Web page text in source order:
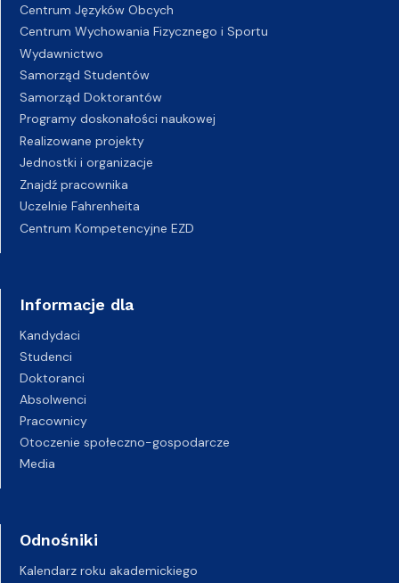
Centrum Języków Obcych
Centrum Wychowania Fizycznego i Sportu
Wydawnictwo
Samorząd Studentów
Samorząd Doktorantów
Programy doskonałości naukowej
Realizowane projekty
Jednostki i organizacje
Znajdź pracownika
Uczelnie Fahrenheita
Centrum Kompetencyjne EZD
Informacje dla
Kandydaci
Studenci
Doktoranci
Absolwenci
Pracownicy
Otoczenie społeczno-gospodarcze
Media
Odnośniki
Kalendarz roku akademickiego